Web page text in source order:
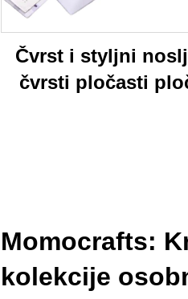
Čvrst i styljni
čvrsti pločasti
Momocrafts:
kolekcije